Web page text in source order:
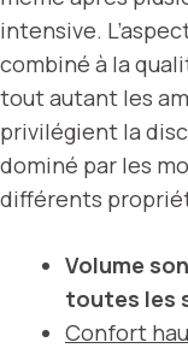
intensive.
combiné à la
tout autant les
privilégient la
dominé par les
différents
Volume
toutes les
Confort